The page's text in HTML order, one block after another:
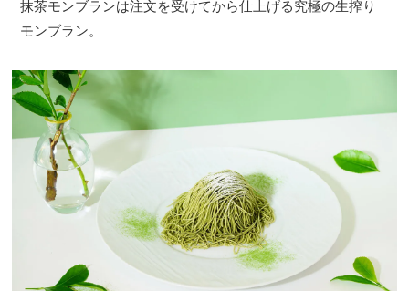
抹茶モンブランは注文を受けてから仕上げる究極の生搾り
モンブラン。